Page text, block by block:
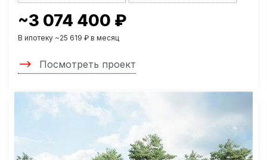
~3 074 400 ₽
В ипотеку ~25 619 ₽ в месяц
Посмотреть проект